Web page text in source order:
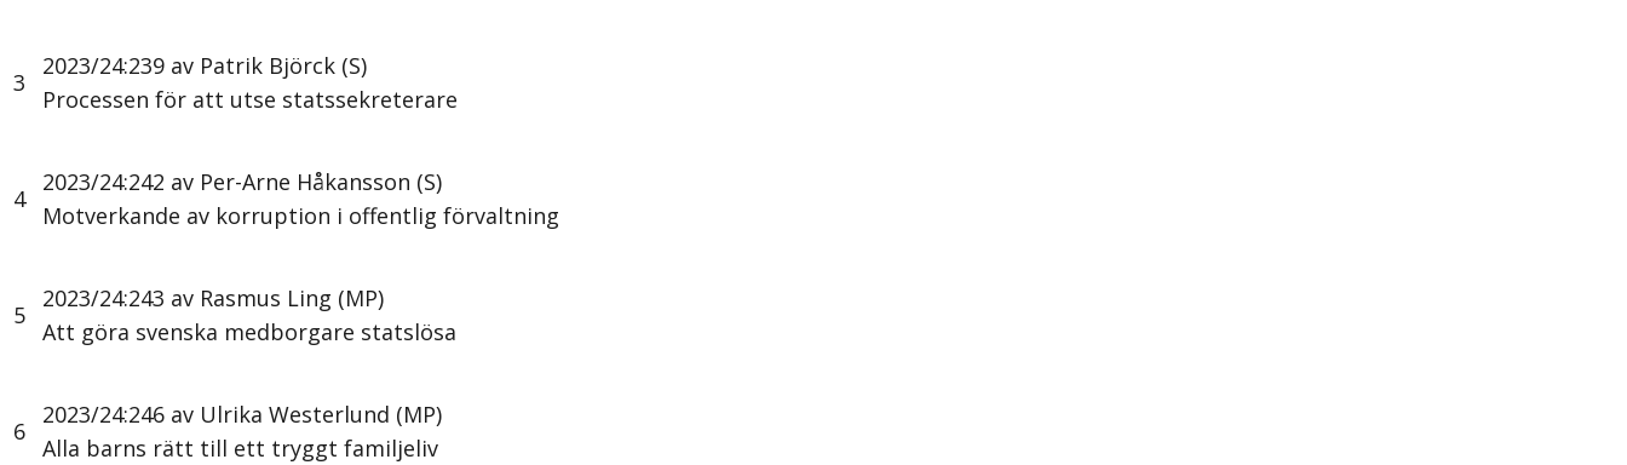
3
2023/24:239 av Patrik Björck (S)
Processen för att utse statssekreterare
4
2023/24:242 av Per-Arne Håkansson (S)
Motverkande av korruption i offentlig förvaltning
5
2023/24:243 av Rasmus Ling (MP)
Att göra svenska medborgare statslösa
6
2023/24:246 av Ulrika Westerlund (MP)
Alla barns rätt till ett tryggt familjeliv